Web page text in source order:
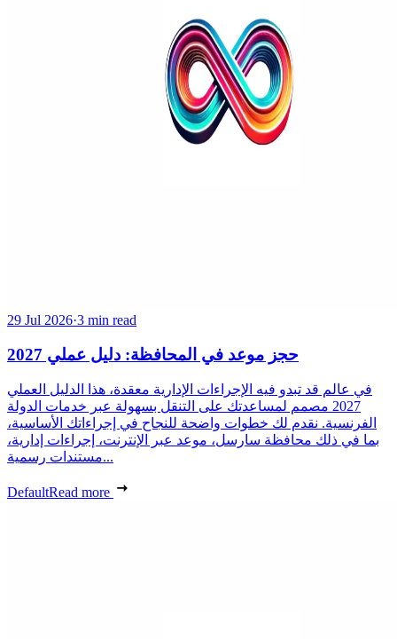
29 Jul 2026·3 min read
حجز موعد في المحافظة: دليل عملي 2027
في عالم قد تبدو فيه الإجراءات الإدارية معقدة، هذا الدليل العملي
2027 مصمم لمساعدتك على التنقل بسهولة عبر خدمات الدولة
الفرنسية. نقدم لك خطوات واضحة للنجاح في إجراءاتك الأساسية،
بما في ذلك محافظة سارسل، موعد عبر الإنترنت، إجراءات إدارية،
مستندات رسمية...
DefaultRead more